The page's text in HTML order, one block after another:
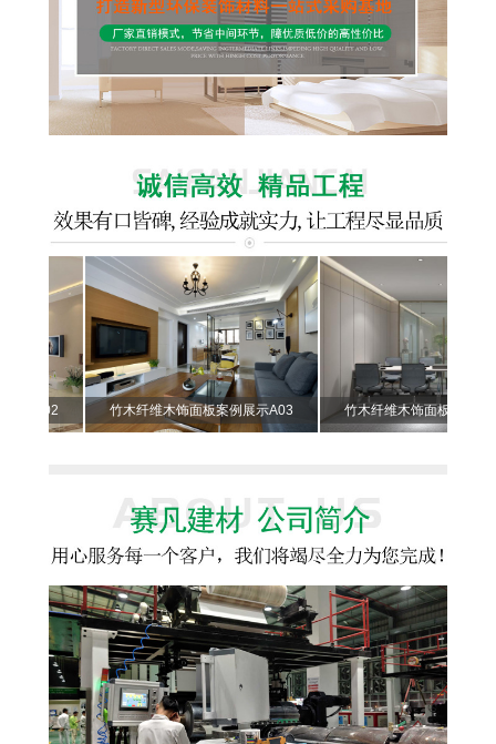
竹木纤维木饰面板案例展示A03 竹木纤维木饰面板案例展示A04